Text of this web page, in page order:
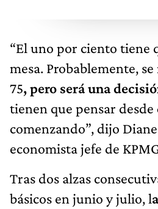
“El uno por ciento tiene
mesa. Probablemente,
75, pero será una
tienen que pensar desde
comenzando”, dijo
economista jefe de
Tras dos alzas
básicos en junio y julio, l